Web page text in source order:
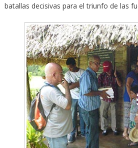
batallas decisivas para el triunfo de las